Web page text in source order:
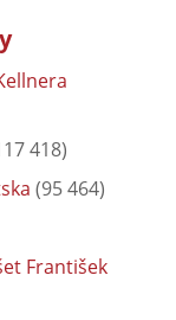
418)
(95 464)
František